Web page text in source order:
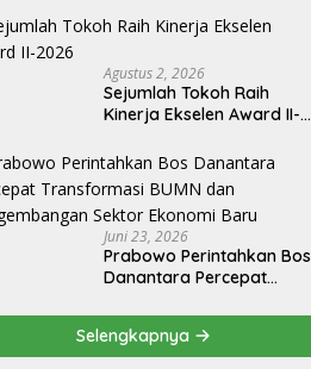
Agustus 2, 2026
Sejumlah Tokoh Raih
Kinerja Ekselen Award II-
Juni 23, 2026
Prabowo Perintahkan Bos
Danantara Percepat
Pengembangan Sektor
Ekonomi Baru
Selengkapnya